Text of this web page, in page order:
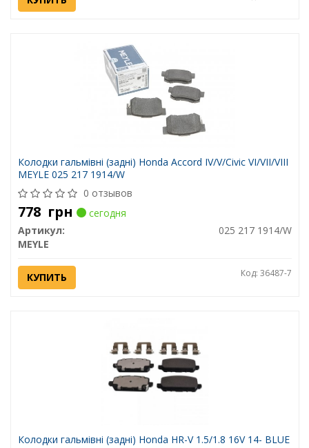
Колодки гальмівні (задні) Honda Accord IV/V/Civic VI/VII/VIII
MEYLE 025 217 1914/W
0 отзывов
778 грн
сегодня
Артикул:
025 217 1914/W
MEYLE
КУПИТЬ Код: 36487-7
Колодки гальмівні (задні) Honda HR-V 1.5/1.8 16V 14- BLUE